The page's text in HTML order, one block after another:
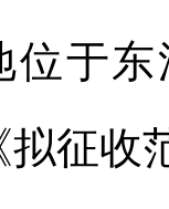
位于
征收